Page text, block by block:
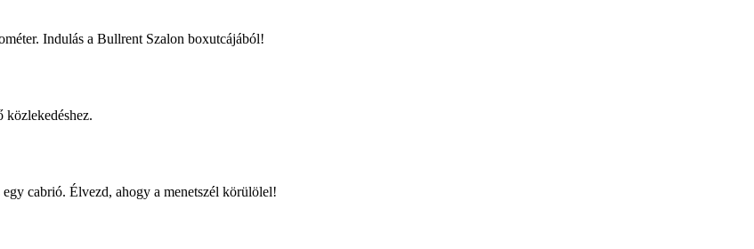
Indulás a Bullrent Szalon boxutcájából!
cabrió. Élvezd, ahogy a menetszél körülölel!